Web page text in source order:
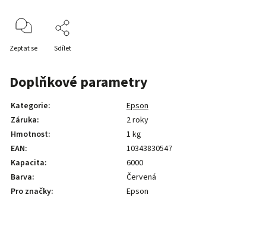
Zeptat se Sdílet
Doplňkové parametry
Kategorie:
Epson
Záruka:
2 roky
Hmotnost:
1 kg
EAN:
10343830547
Kapacita:
6000
Barva:
Červená
Pro značky: Epson